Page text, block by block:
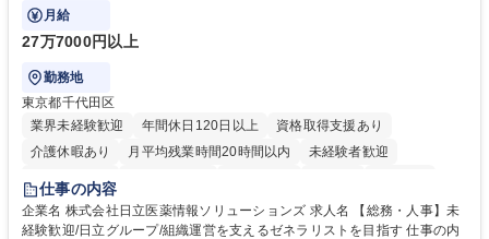
ます。
月給
27万7000円以上
勤務地
東京都千代田区
業界未経験歓迎
年間休日120日以上
資格取得支援あり
介護休暇あり
月平均残業時間20時間以内
未経験者歓迎
住宅手当あり
育休あり
完全週休2日制 交通費支給 土日祝休み 寮・社宅あり
仕事の内容
企業名 株式会社日立医薬情報ソリューションズ 求人名 【総務・人事】未
経験歓迎/日立グループ/組織運営を支えるゼネラリストを目指す 仕事の内